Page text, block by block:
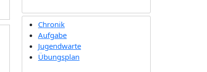
Chronik
Aufgabe
Jugendwarte
Übungsplan